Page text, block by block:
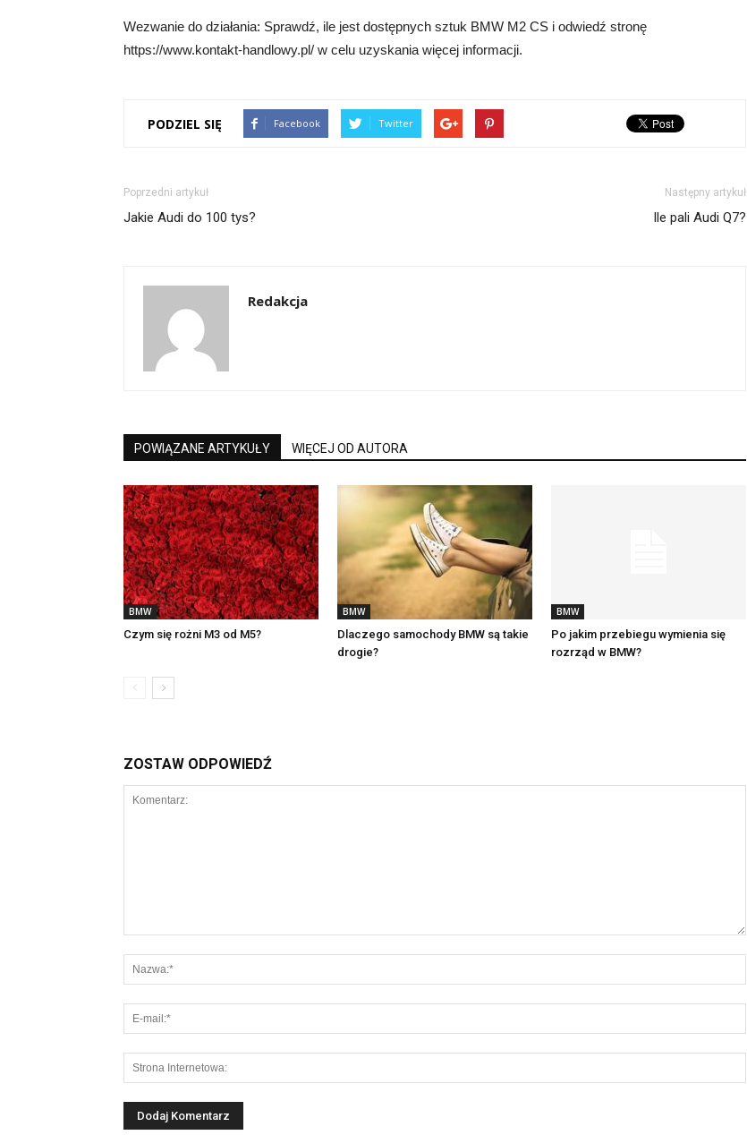
Wezwanie do działania: Sprawdź, ile jest dostępnych sztuk BMW M2 CS i odwiedź stronę
https://www.kontakt-handlowy.pl/ w celu uzyskania więcej informacji.
PODZIEL SIĘ Facebook Twitter
Poprzedni artykuł
Jakie Audi do 100 tys?
Następny artykuł
Ile pali Audi Q7?
Redakcja
POWIĄZANE ARTYKUŁY WIĘCEJ OD AUTORA
BMW
Czym się rożni M3 od M5?
BMW
Dlaczego samochody BMW są takie
drogie?
BMW
Po jakim przebiegu wymienia się
rozrząd w BMW?
ZOSTAW ODPOWIEDŹ